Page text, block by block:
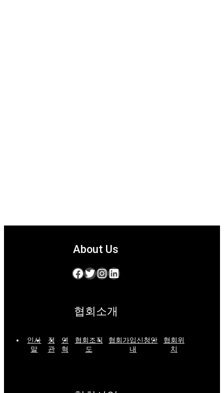
About Us
Facebook Twitter InstagramLinkedIn
협회소개
인사
말
정
관
연
혁
협회조직
도
협회가입신청안
내
협회위
치